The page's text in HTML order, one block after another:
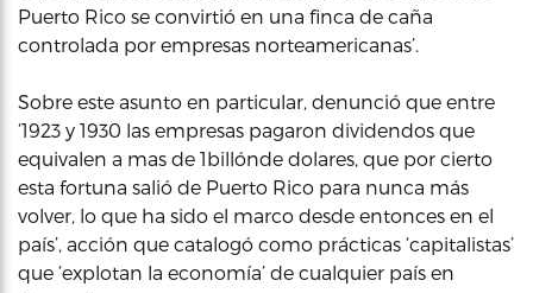
Puerto Rico se convirtió en una finca de caña
controlada por empresas norteamericanas’.
Sobre este asunto en particular, denunció que entre
‘1923 y 1930 las empresas pagaron dividendos que
equivalen a mas de 1billónde dolares, que por cierto
esta fortuna salió de Puerto Rico para nunca más
volver, lo que ha sido el marco desde entonces en el
país’, acción que catalogó como prácticas ‘capitalistas’
que ‘explotan la economía’ de cualquier país en